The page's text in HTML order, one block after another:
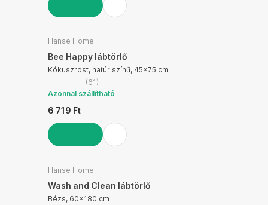
Hanse Home
Bee Happy lábtörlő
Kókuszrost, natúr színű, 45x75 cm
(61 )
Azonnal szállítható
6 719 Ft
Hanse Home
Wash and Clean lábtörlő
Bézs, 60x180 cm